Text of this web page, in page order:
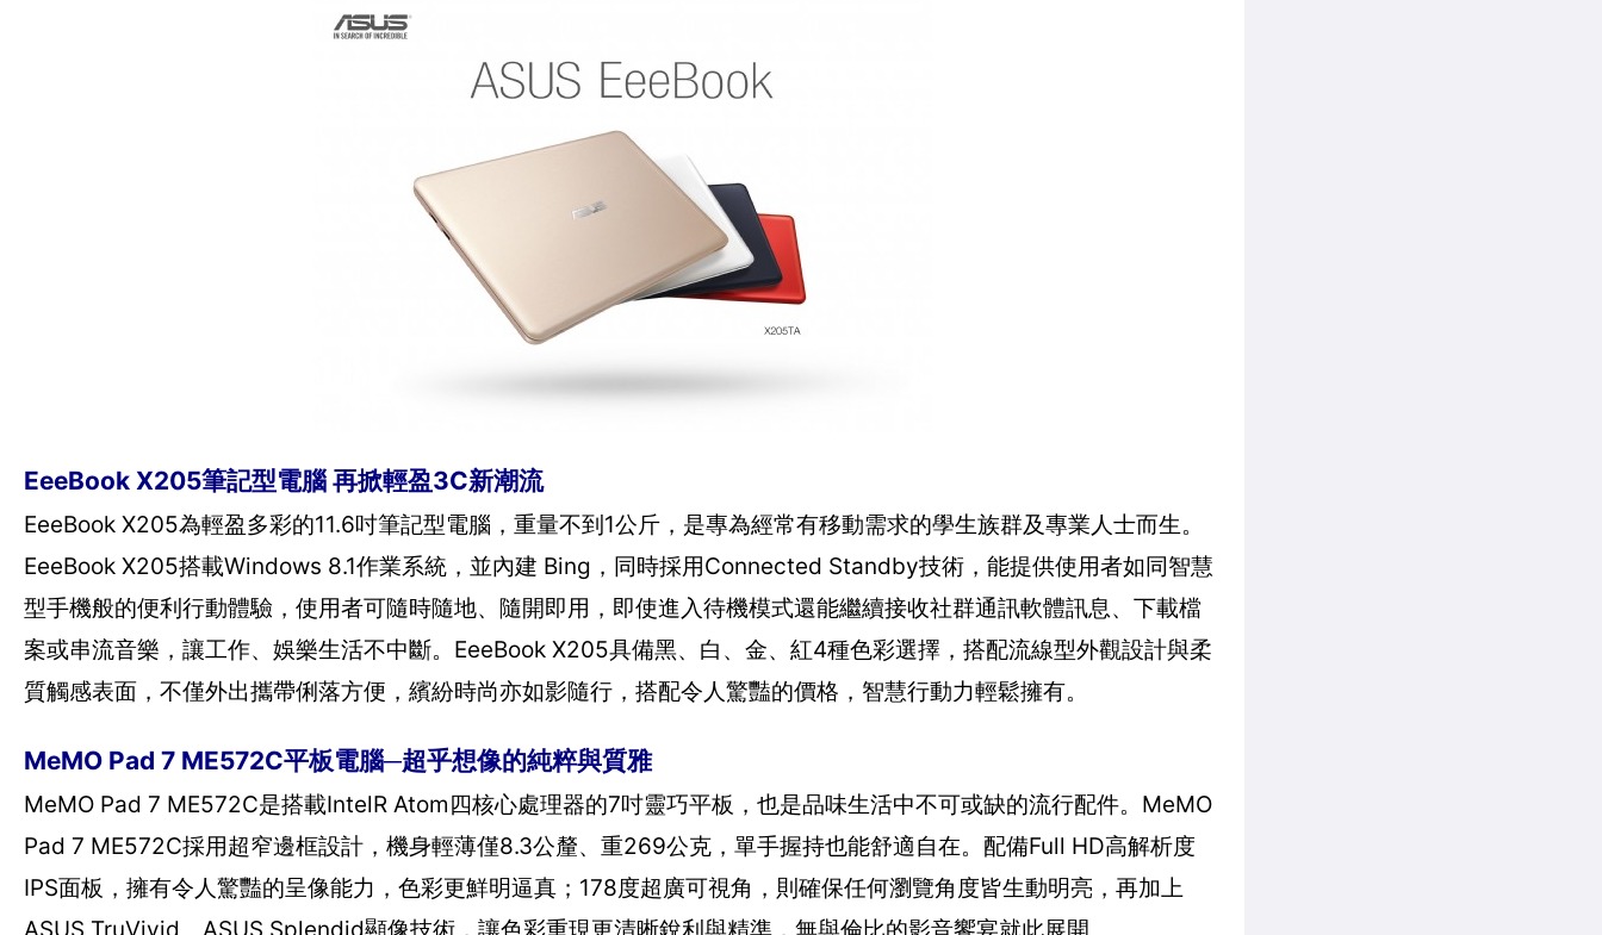
EeeBook X205筆記型電腦 再掀輕盈3C新潮流
EeeBook X205為輕盈多彩的11.6吋筆記型電腦，重量不到1公斤，是專為經常有移動需求的學生族群及專業人士而生。
EeeBook X205搭載Windows 8.1作業系統，並內建 Bing，同時採用Connected Standby技術，能提供使用者如同智慧
型手機般的便利行動體驗，使用者可隨時隨地、隨開即用，即使進入待機模式還能繼續接收社群通訊軟體訊息、下載檔
案或串流音樂，讓工作、娛樂生活不中斷。EeeBook X205具備黑、白、金、紅4種色彩選擇，搭配流線型外觀設計與柔
質觸感表面，不僅外出攜帶俐落方便，繽紛時尚亦如影隨行，搭配令人驚豔的價格，智慧行動力輕鬆擁有。
MeMO Pad 7 ME572C平板電腦─超乎想像的純粹與質雅
MeMO Pad 7 ME572C是搭載IntelR Atom四核心處理器的7吋靈巧平板，也是品味生活中不可或缺的流行配件。MeMO
Pad 7 ME572C採用超窄邊框設計，機身輕薄僅8.3公釐、重269公克，單手握持也能舒適自在。配備Full HD高解析度
IPS面板，擁有令人驚豔的呈像能力，色彩更鮮明逼真；178度超廣可視角，則確保任何瀏覽角度皆生動明亮，再加上